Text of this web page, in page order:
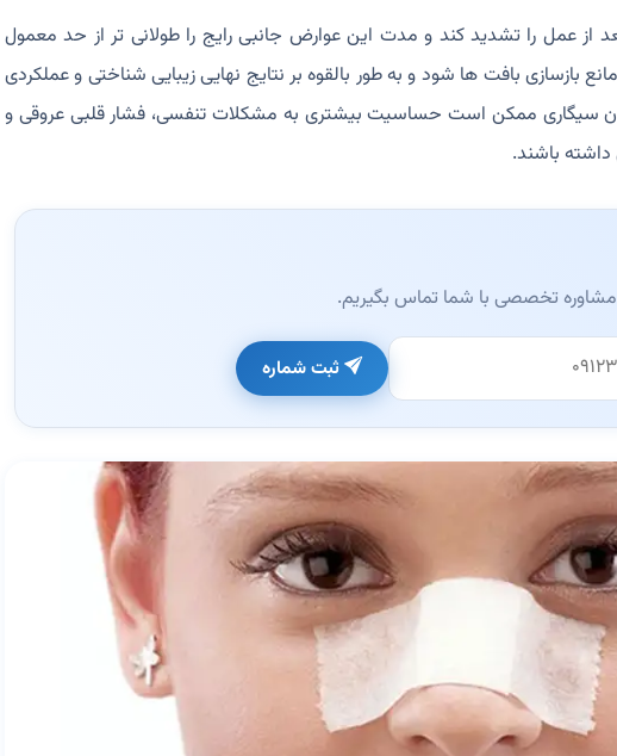
از عمل را تشدید کند و مدت این عوارض جانبی رایج را طولانی تر از حد معمول
بازسازی بافت ها شود و به طور بالقوه بر نتایج نهایی زیبایی شناختی و عملکردی
سیگاری ممکن است حساسیت بیشتری به مشکلات تنفسی، فشار قلبی عروقی و
باشند.
مشاوره تخصصی با شما تماس بگیریم.
ثبت شماره